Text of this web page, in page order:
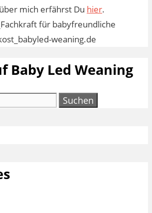
mich erfährst Du hier.
Baby Led Weaning